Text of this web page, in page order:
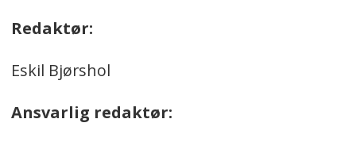
Redaktør:
Eskil Bjørshol
Ansvarlig redaktør: